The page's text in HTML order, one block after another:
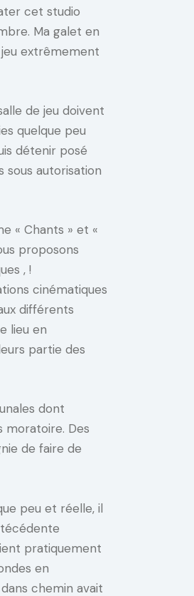
cet studio
Ma galet en
jeu extrêmement
de jeu doivent
quelque peu
détenir posé
sous autorisation
« Chants » et «
proposons
, !
cinématiques
différents
lieu en
partie des
dont
moratoire. Des
de faire de
peu et réelle, il
pratiquement
en
chemin avait